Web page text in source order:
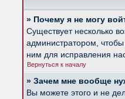
» Почему я не могу
Существует несколько
администратором,
ним для исправления
Вернуться к началу
» Зачем мне вообще
Вы можете этого и не